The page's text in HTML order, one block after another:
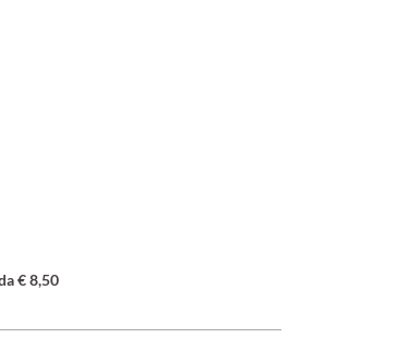
€ 8,50